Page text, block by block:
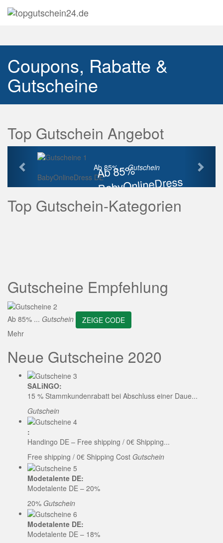
Coupons, Rabatte &
Gutscheine
Top Gutschein Angebot
Ab 85%
BabyOnlineDress
Rabatt
Ab 85% ...Gutschein
BabyOnlineDress DE
Vorherige
Top Gutschein-Kategorien
Gutscheine Empfehlung
Ab 85% ... Gutschein
ZEIGE CODE
Mehr
Neue Gutscheine 2020
SALiNGO:
15 % Stammkundenrabatt bei Abschluss einer Daue...
Gutschein
:
Handingo DE – Free shipping / 0€ Shipping...
Free shipping / 0€ Shipping Cost Gutschein
Modetalente DE:
Modetalente DE – 20%
20% Gutschein
Modetalente DE:
Modetalente DE – 18%